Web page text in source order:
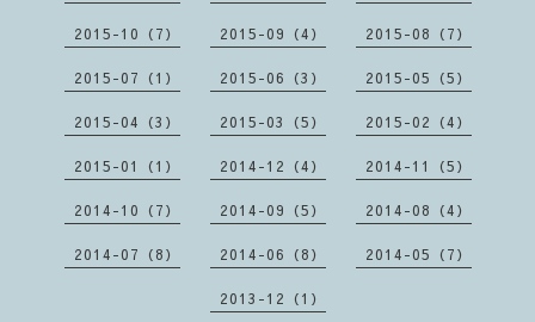
2015-10（7） 2015-09（4） 2015-08（7）
2015-07（1） 2015-06（3） 2015-05（5）
2015-04（3） 2015-03（5） 2015-02（4）
2015-01（1） 2014-12（4） 2014-11（5）
2014-10（7） 2014-09（5） 2014-08（4）
2014-07（8） 2014-06（8） 2014-05（7）
2013-12（1）